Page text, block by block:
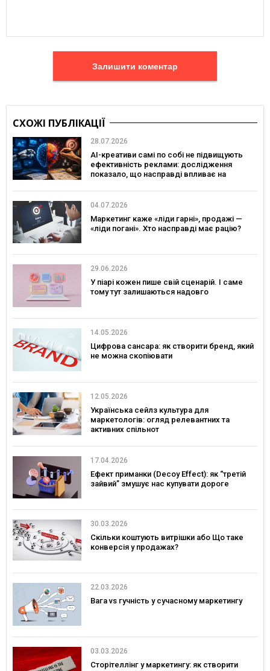
Залишити коментар
СХОЖІ ПУБЛІКАЦІЇ
28.07.2026
AI-креативи самі по собі не підвищують
ефективність реклами: дослідження
показало, що насправді впливає на
04.07.2026
Маркетинг каже «ліди гарні», продажі —
«ліди погані». Хто насправді має рацію?
29.06.2026
У піарі кожен пише свій сценарій. І саме
тому тут залишаються надовго
14.05.2026
Цифрова сансара: як створити бренд, який
не можна скопіювати
12.05.2026
Українська сейлз культура для
маркетологів: огляд релевантних та
активних спільнот
17.04.2026
Ефект приманки (Decoy Effect): як “третій
зайвий” змушує нас купувати дороге
30.03.2026
Скільки коштують витрішки або Що таке
конверсія у продажах?
22.03.2026
Вага vs гучність у сучасному маркетингу
03.03.2026
Сторітеллінг у маркетингу: як створити